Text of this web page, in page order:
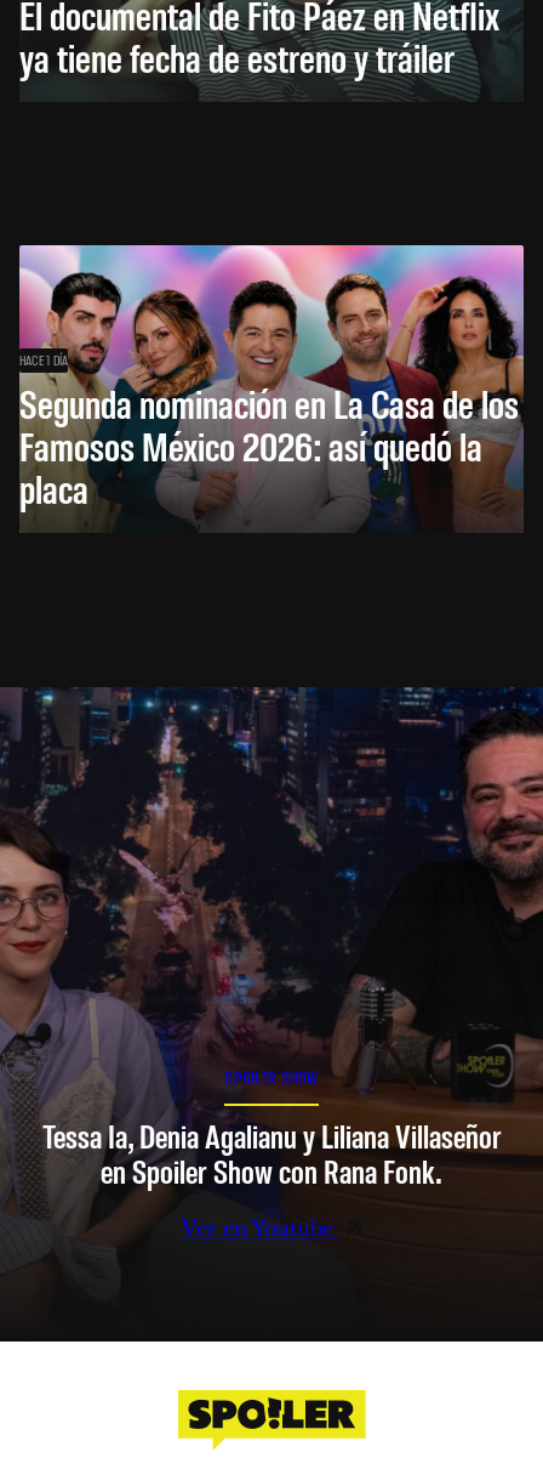
El documental de Fito Páez en Netflix
ya tiene fecha de estreno y tráiler
HACE 1 DÍA
Segunda nominación en La Casa de los
Famosos México 2026: así quedó la
placa
SPOILER SHOW
Tessa Ia, Denia Agalianu y Liliana Villaseñor
en Spoiler Show con Rana Fonk.
Ver en Youtube